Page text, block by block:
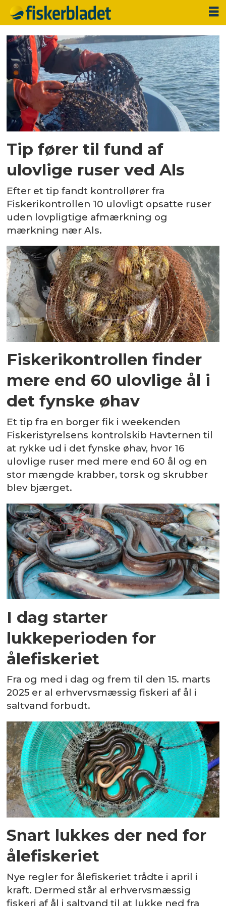
Tag:
ål
Tip fører til fund af
ulovlige ruser ved Als
Efter et tip fandt kontrollører fra
Fiskerikontrollen 10 ulovligt opsatte ruser
uden lovpligtige afmærkning og
mærkning nær Als.
Fiskerikontrollen finder
mere end 60 ulovlige ål i
det fynske øhav
Et tip fra en borger fik i weekenden
Fiskeristyrelsens kontrolskib Havternen til
at rykke ud i det fynske øhav, hvor 16
ulovlige ruser med mere end 60 ål og en
stor mængde krabber, torsk og skrubber
blev bjærget.
I dag starter
lukkeperioden for
ålefiskeriet
Fra og med i dag og frem til den 15. marts
2025 er al erhvervsmæssig fiskeri af ål i
saltvand forbudt.
Snart lukkes der ned for
ålefiskeriet
Nye regler for ålefiskeriet trådte i april i
kraft. Dermed står al erhvervsmæssig
fiskeri af ål i saltvand til at lukke ned fra